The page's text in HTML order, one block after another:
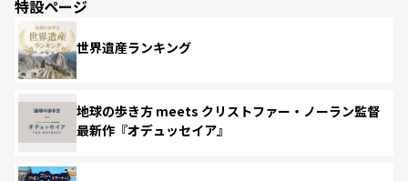
特設ページ
世界遺産ランキング
地球の歩き方 meets クリストファー・ノーラン監督
最新作『オデュッセイア』